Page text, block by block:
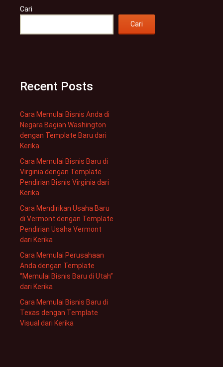
Cari
Cari
Recent Posts
Cara Memulai Bisnis Anda di
Negara Bagian Washington
dengan Template Baru dari
Kerika
Cara Memulai Bisnis Baru di
Virginia dengan Template
Pendirian Bisnis Virginia dari
Kerika
Cara Mendirikan Usaha Baru
di Vermont dengan Template
Pendirian Usaha Vermont
dari Kerika
Cara Memulai Perusahaan
Anda dengan Template
“Memulai Bisnis Baru di Utah”
dari Kerika
Cara Memulai Bisnis Baru di
Texas dengan Template
Visual dari Kerika